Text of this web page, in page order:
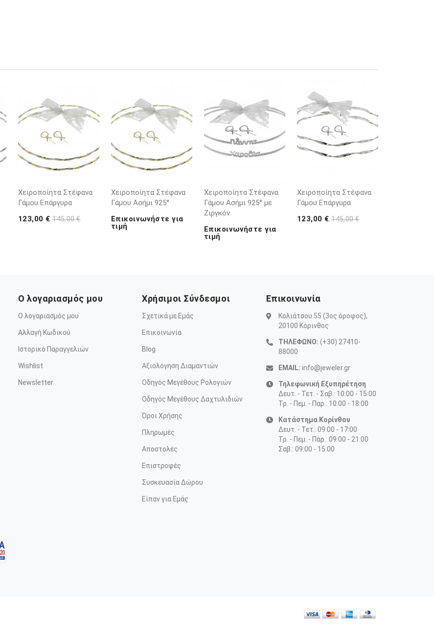
Χειροποίητα Στέφανα
Γάμου Επάργυρα
123,00 €145,00 €
Χειροποίητα Στέφανα
Γάμου Ασήμι 925°
Επικοινωνήστε για
τιμή
Χειροποίητα Στέφανα
Γάμου Ασήμι 925° με
Ζιργκόν
Επικοινωνήστε για
τιμή
Χειροποίητα Στέφανα
Γάμου Επάργυρα
123,00 €145,00 €
Ο λογαριασμός μου
Ο λογαριασμός μου
Αλλαγή Κωδικού
Ιστορικό Παραγγελιών
Wishlist
Newsletter
Χρήσιμοι Σύνδεσμοι
Σχετικά με Εμάς
Επικοινωνία
Blog
Αξιολόγηση Διαμαντιών
Οδηγός Μεγέθους Ρολογιών
Οδηγός Μεγέθους Δαχτυλιδιών
Όροι Χρήσης
Πληρωμές
Αποστολές
Επιστροφές
Συσκευασία Δώρου
Είπαν για Εμάς
Επικοινωνία
Κολιάτσου 55 (3ος όροφος),
20100 Κόρινθος
ΤΗΛΕΦΩΝΟ: (+30) 27410-
88000
EMAIL: info@jeweler.gr
Τηλεφωνική Εξυπηρέτηση
Δευτ. - Τετ. - Σαβ.: 10:00 - 15:00
Τρ. - Πεμ. - Παρ.: 10:00 - 18:00
Κατάστημα Κορίνθου
Δευτ. - Τετ.: 09:00 - 17:00
Τρ. - Πεμ. - Παρ.: 09:00 - 21:00
Σαβ.: 09:00 - 15:00